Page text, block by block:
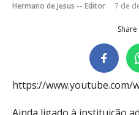
Hermano de Jesus -- Editor 7 de
https://www.youtube.com/